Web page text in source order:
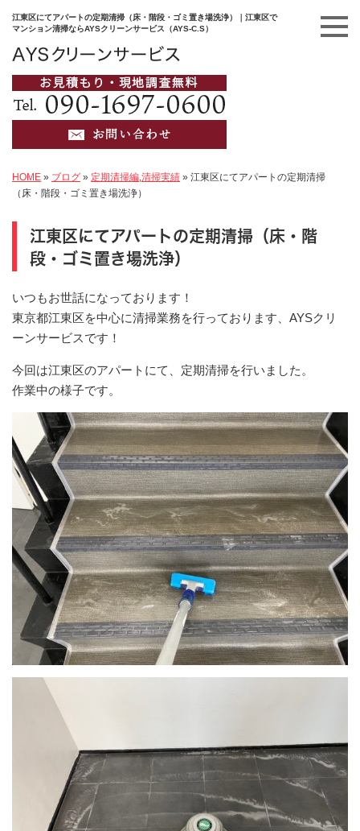
江東区にてアパートの定期清掃（床・階段・ゴミ置き場洗浄）｜江東区で
マンション清掃ならAYSクリーンサービス（AYS-C.S）
HOME » ブログ » 定期清掃編,清掃実績 » 江東区にてアパートの定期清掃
（床・階段・ゴミ置き場洗浄）
江東区にてアパートの定期清掃（床・階
段・ゴミ置き場洗浄）
いつもお世話になっております！
東京都江東区を中心に清掃業務を行っております、AYSクリ
ーンサービスです！
今回は江東区のアパートにて、定期清掃を行いました。
作業中の様子です。